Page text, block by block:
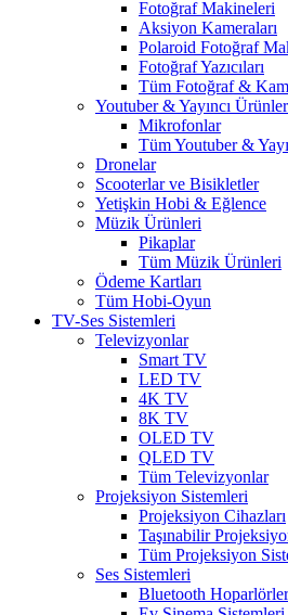
Fotoğraf Makineleri
Aksiyon Kameraları
Polaroid Fotoğraf
Fotoğraf Yazıcıları
Tüm Fotoğraf &
Youtuber & Yayıncı
Mikrofonlar
Tüm Youtuber &
Dronelar
Scooterlar ve Bisikletler
Yetişkin Hobi & Eğlence
Müzik Ürünleri
Pikaplar
Tüm Müzik Ürünleri
Ödeme Kartları
Tüm Hobi-Oyun
TV-Ses Sistemleri
Televizyonlar
Smart TV
LED TV
4K TV
8K TV
OLED TV
QLED TV
Tüm Televizyonlar
Projeksiyon Sistemleri
Projeksiyon Cihazları
Taşınabilir
Tüm Projeksiyon
Ses Sistemleri
Bluetooth Hoparlörler